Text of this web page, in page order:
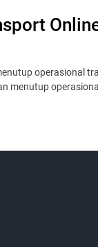
operasional
menutup